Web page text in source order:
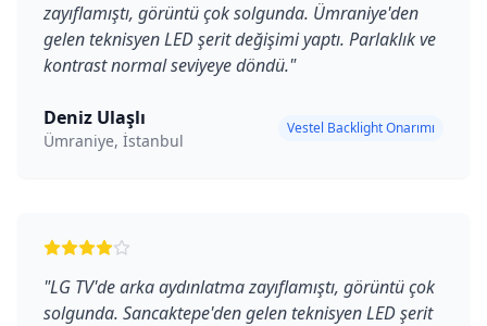
zayıflamıştı, görüntü çok solgunda. Ümraniye'den
gelen teknisyen LED şerit değişimi yaptı. Parlaklık ve
kontrast normal seviyeye döndü."
Deniz Ulaşlı
Ümraniye, İstanbul
Vestel Backlight Onarımı
"LG TV'de arka aydınlatma zayıflamıştı, görüntü çok
solgunda. Sancaktepe'den gelen teknisyen LED şerit